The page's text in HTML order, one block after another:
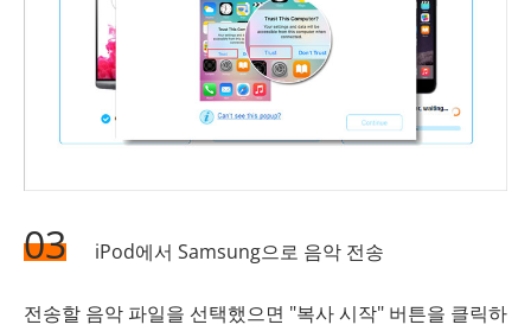
03 iPod에서 Samsung으로 음악 전송
전송할 음악 파일을 선택했으면 "복사 시작" 버튼을 클릭하